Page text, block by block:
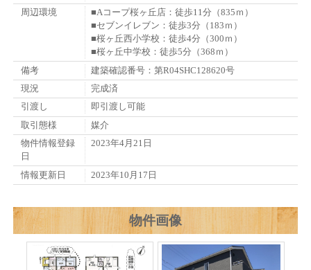
周辺環境
■Aコープ桜ヶ丘店：徒歩11分（835ｍ）
■セブンイレブン：徒歩3分（183ｍ）
■桜ヶ丘西小学校：徒歩4分（300ｍ）
■桜ヶ丘中学校：徒歩5分（368ｍ）
備考
建築確認番号：第R04SHC128620号
現況
完成済
引渡し
即引渡し可能
取引態様
媒介
物件情報登録
日
2023年4月21日
情報更新日 2023年10月17日
物件画像